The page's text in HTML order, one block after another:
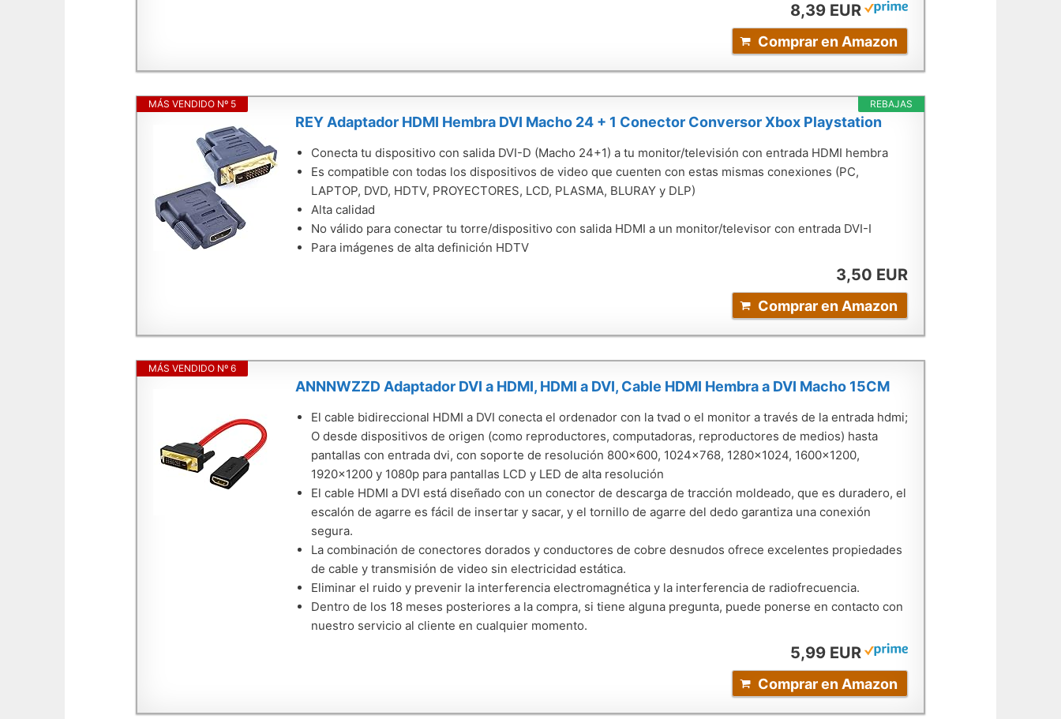
8,39 EUR
Comprar en Amazon
REBAJAS
MÁS VENDIDO Nº 5
REY Adaptador HDMI Hembra DVI Macho 24 + 1 Conector Conversor Xbox Playstation
Conecta tu dispositivo con salida DVI-D (Macho 24+1) a tu monitor/televisión con entrada HDMI hembra
Es compatible con todas los dispositivos de video que cuenten con estas mismas conexiones (PC,
LAPTOP, DVD, HDTV, PROYECTORES, LCD, PLASMA, BLURAY y DLP)
Alta calidad
No válido para conectar tu torre/dispositivo con salida HDMI a un monitor/televisor con entrada DVI-I
Para imágenes de alta definición HDTV
3,50 EUR
Comprar en Amazon
MÁS VENDIDO Nº 6
ANNNWZZD Adaptador DVI a HDMI, HDMI a DVI, Cable HDMI Hembra a DVI Macho 15CM
El cable bidireccional HDMI a DVI conecta el ordenador con la tvad o el monitor a través de la entrada hdmi;
O desde dispositivos de origen (como reproductores, computadoras, reproductores de medios) hasta
pantallas con entrada dvi, con soporte de resolución 800x600, 1024x768, 1280x1024, 1600x1200,
1920x1200 y 1080p para pantallas LCD y LED de alta resolución
El cable HDMI a DVI está diseñado con un conector de descarga de tracción moldeado, que es duradero, el
escalón de agarre es fácil de insertar y sacar, y el tornillo de agarre del dedo garantiza una conexión
segura.
La combinación de conectores dorados y conductores de cobre desnudos ofrece excelentes propiedades
de cable y transmisión de video sin electricidad estática.
Eliminar el ruido y prevenir la interferencia electromagnética y la interferencia de radiofrecuencia.
Dentro de los 18 meses posteriores a la compra, si tiene alguna pregunta, puede ponerse en contacto con
nuestro servicio al cliente en cualquier momento.
5,99 EUR
Comprar en Amazon